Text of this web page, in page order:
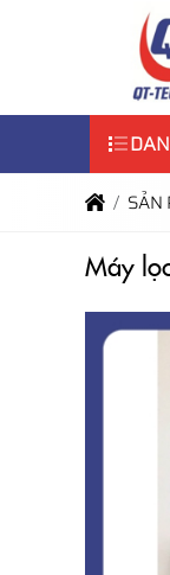
SẢN
Máy